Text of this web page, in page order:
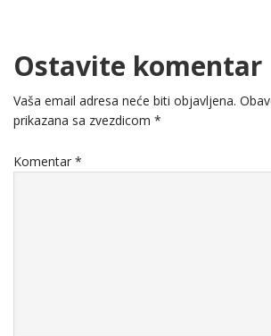
Ostavite komentar
Vaša email adresa neće biti objavljena.
prikazana sa zvezdicom *
Komentar *